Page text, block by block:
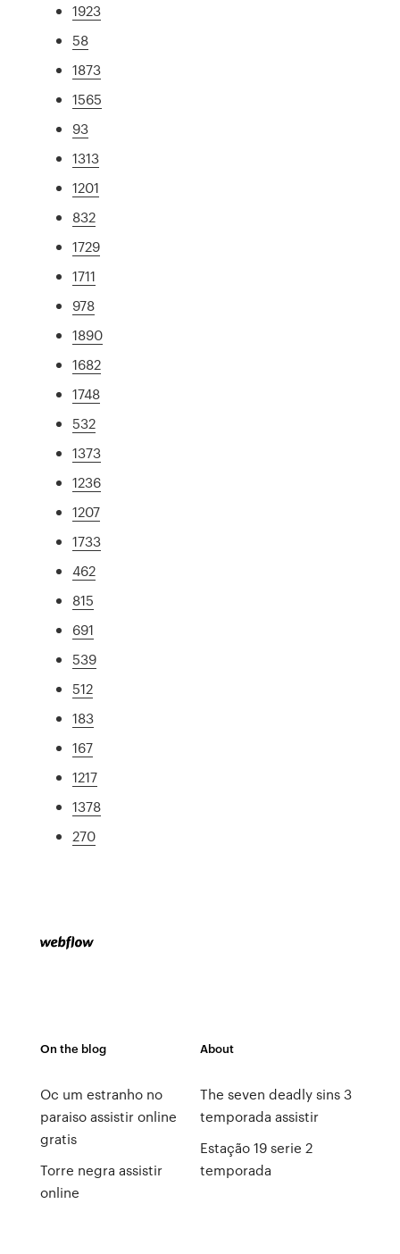
1923
58
1873
1565
93
1313
1201
832
1729
1711
978
1890
1682
1748
532
1373
1236
1207
1733
462
815
691
539
512
183
167
1217
1378
270
On the blog
Oc um estranho no
paraiso assistir online
gratis
Torre negra assistir
online
About
The seven deadly sins 3
temporada assistir
Estação 19 serie 2
temporada